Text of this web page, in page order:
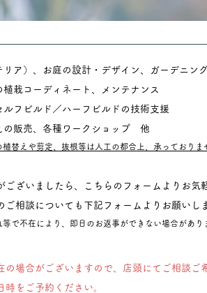
ア）、
お庭の設計・デザイン、ガーデニン
栽コーディネート、メンテナンス
フビルド／ハーフビルドの技術支援
の販売、各種ワークショップ 他
替えや剪定、抜根等は 人工の都合上、 承っておりま
ございましたら、こちらのフォームよりお気
ご相談についても下記フォームよりお願いし
で不在により、即日のお返事ができない場合があり
の 場合が ございますので、 店頭にてご相談ご
時をご予約ください。